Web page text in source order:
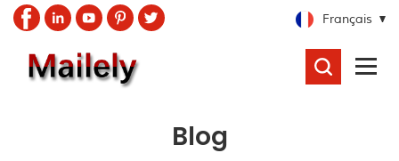
Français
Blog